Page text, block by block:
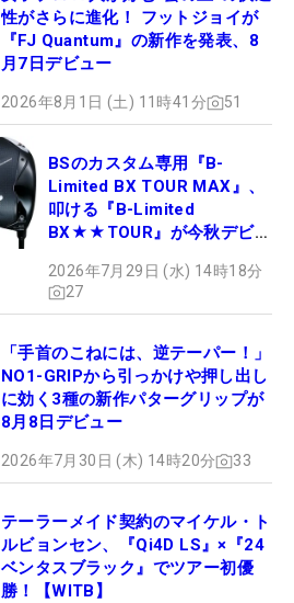
性がさらに進化！ フットジョイが
『FJ Quantum』の新作を発表、8
月7日デビュー
2026年8月1日 (土) 11時41分 51
BSのカスタム専用『B-
Limited BX TOUR MAX』、
叩ける『B-Limited
BX★★TOUR』が今秋デビュ
2026年7月29日 (水) 14時18分
27
「手首のこねには、逆テーパー！」
NO1-GRIPから引っかけや押し出し
に効く3種の新作パターグリップが
8月8日デビュー
2026年7月30日 (木) 14時20分 33
テーラーメイド契約のマイケル・ト
ルビョンセン、『Qi4D LS』×『24
ベンタスブラック』でツアー初優
勝！【WITB】